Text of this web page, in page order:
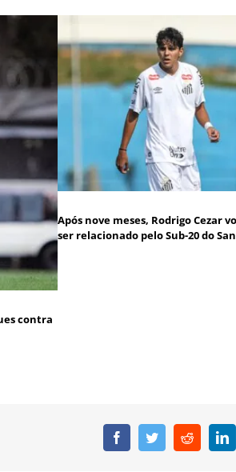
contra
Após nove meses, Rodrigo Cezar
ser relacionado pelo Sub-20 do
FacebookTwitterReddit